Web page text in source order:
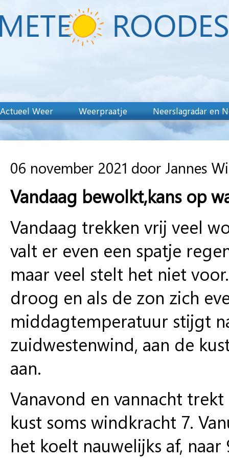
Actueel Weer Weerpraatje Neerslagradar en
06 november 2021 door Jannes
Vandaag bewolkt,kans op
Vandaag trekken vrij veel
valt er even een spatje
maar veel stelt het niet
droog en als de zon zich
middagtemperatuur stijgt
zuidwestenwind, aan de
aan.
Vanavond en vannacht
kust soms windkracht 7.
het koelt nauwelijks af,